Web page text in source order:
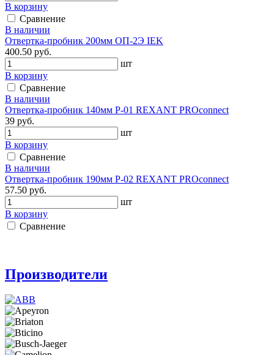
В корзину
Сравнение
В наличии
Отвертка-пробник 200мм ОП-2Э IEK
400.50 руб.
шт
В корзину
Сравнение
В наличии
Отвертка-пробник 140мм P-01 REXANT PROconnect
39 руб.
шт
В корзину
Сравнение
В наличии
Отвертка-пробник 190мм P-02 REXANT PROconnect
57.50 руб.
шт
В корзину
Сравнение
Производители